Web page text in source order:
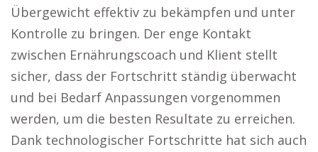
Übergewicht effektiv zu bekämpfen und unter
Kontrolle zu bringen. Der enge Kontakt
zwischen Ernährungscoach und Klient stellt
sicher, dass der Fortschritt ständig überwacht
und bei Bedarf Anpassungen vorgenommen
werden, um die besten Resultate zu erreichen.
Dank technologischer Fortschritte hat sich auch